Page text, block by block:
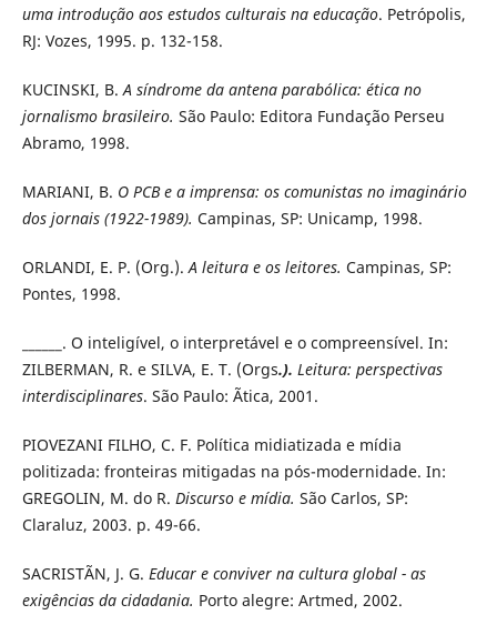
uma introdução aos estudos culturais na educação. Petrópolis,
RJ: Vozes, 1995. p. 132-158.
KUCINSKI, B.A síndrome da antena parabólica: ética no
jornalismo brasileiro. São Paulo: Editora Fundação Perseu
Abramo, 1998.
MARIANI, B. O PCB e a imprensa: os comunistas no imaginário
dos jornais (1922-1989). Campinas, SP: Unicamp, 1998.
ORLANDI, E. P. (Org.).A leitura e os leitores. Campinas, SP:
Pontes, 1998.
______. O inteligível, o interpretável e o compreensível. In:
ZILBERMAN, R. e SILVA, E. T. (Orgs.). Leitura: perspectivas
interdisciplinares. São Paulo: Ãtica, 2001.
PIOVEZANI FILHO, C. F. Política midiatizada e mídia
politizada: fronteiras mitigadas na pós-modernidade. In:
GREGOLIN, M. do R. Discurso e mídia. São Carlos, SP:
Claraluz, 2003. p. 49-66.
SACRISTÃN, J. G. Educar e conviver na cultura global - as
exigências da cidadania. Porto alegre: Artmed, 2002.